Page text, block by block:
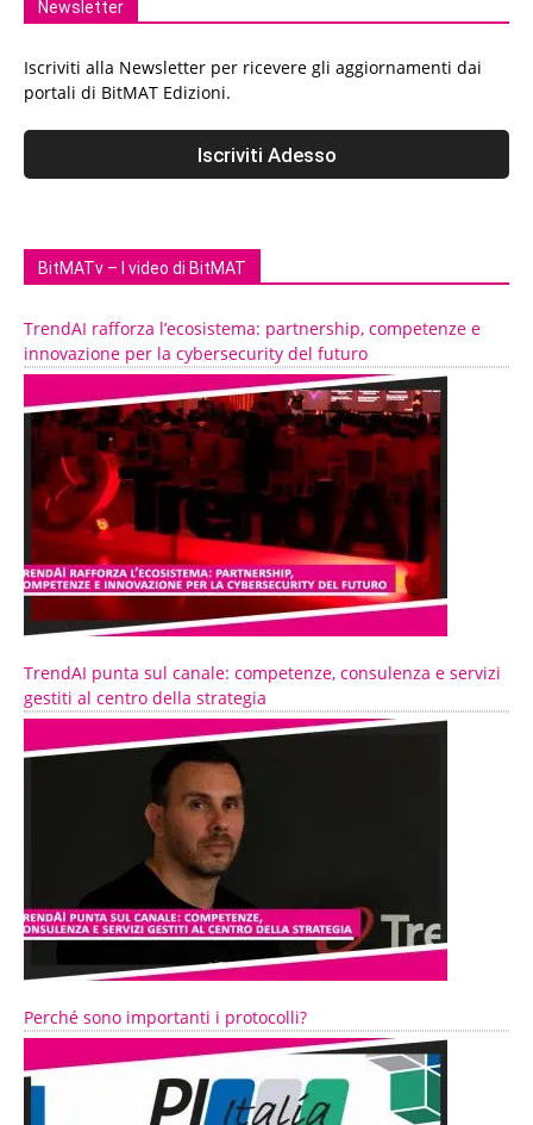
Newsletter
Iscriviti alla Newsletter per ricevere gli aggiornamenti dai
portali di BitMAT Edizioni.
BitMATv – I video di BitMAT
TrendAI rafforza l’ecosistema: partnership, competenze e
innovazione per la cybersecurity del futuro
TrendAI punta sul canale: competenze, consulenza e servizi
gestiti al centro della strategia
Perché sono importanti i protocolli?